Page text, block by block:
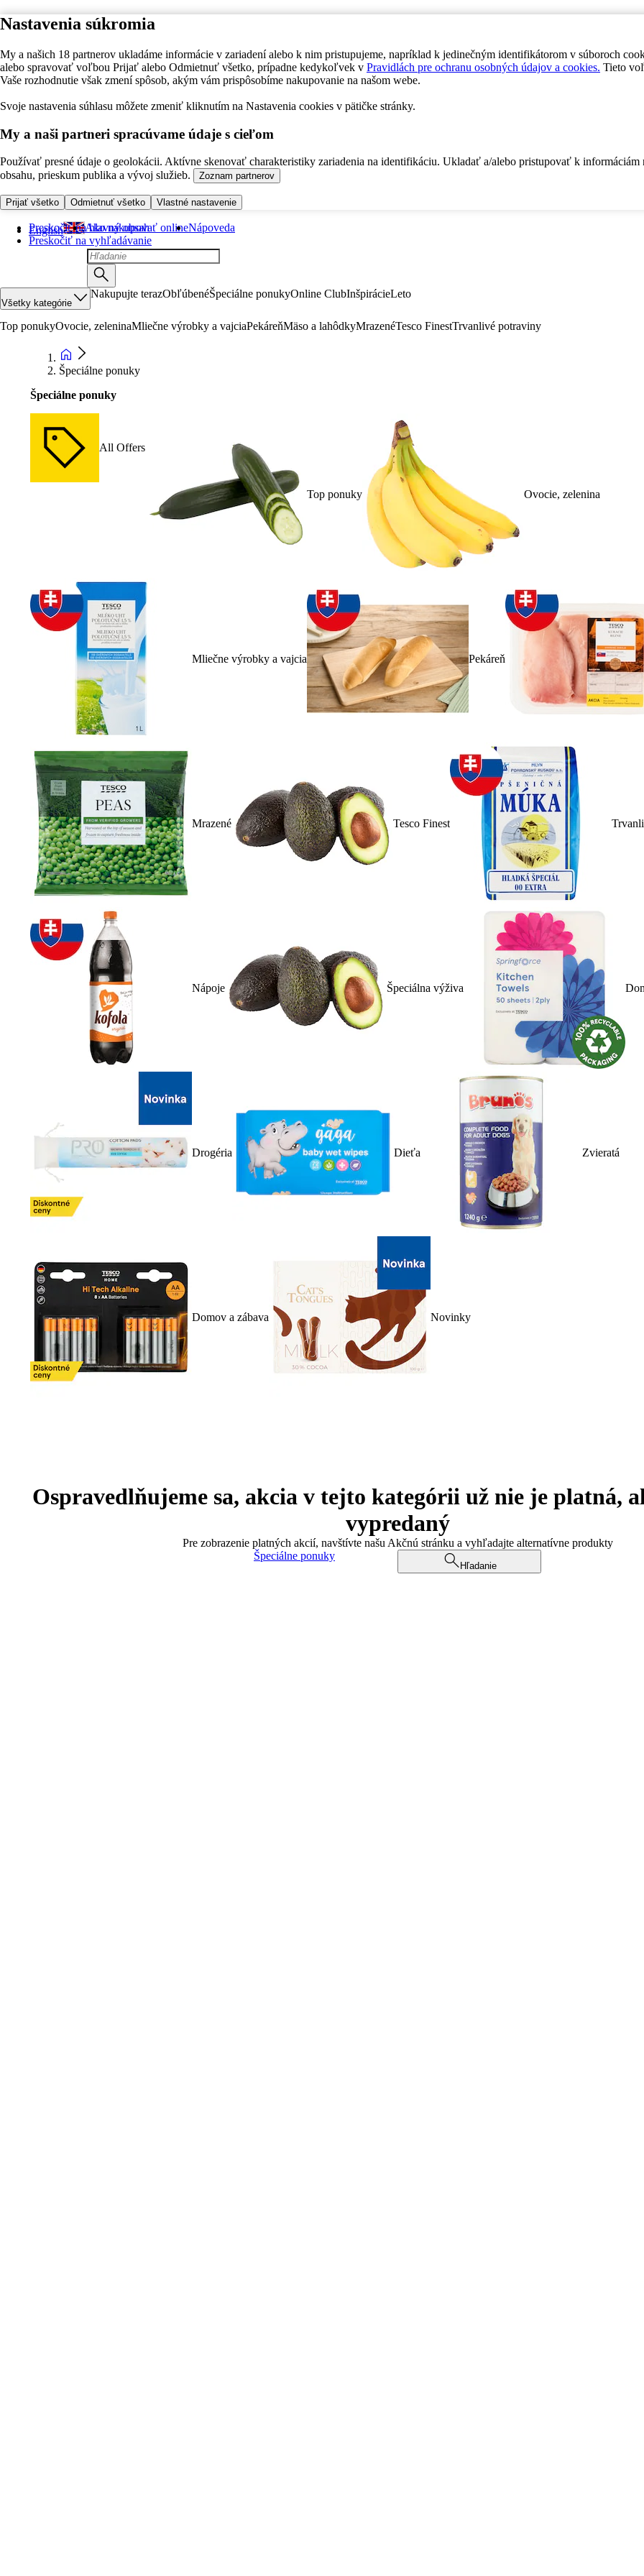
Nastavenia súkromia
My a našich 18 partnerov ukladáme informácie v zariadení alebo k nim pristupujeme, napríklad k jedinečným identifikátorom v súboroch
alebo spravovať voľbou Prijať alebo Odmietnuť všetko, prípadne kedykoľvek v Pravidlách pre ochranu osobných údajov a cookies. Tieto
Vaše rozhodnutie však zmení spôsob, akým vám prispôsobíme nakupovanie na našom webe.
Svoje nastavenia súhlasu môžete zmeniť kliknutím na Nastavenia cookies v pätičke stránky.
My a naši partneri spracúvame údaje s cieľom
Používať presné údaje o geolokácii. Aktívne skenovať charakteristiky zariadenia na identifikáciu. Ukladať a/alebo pristupovať k informáciám
obsahu, prieskum publika a vývoj služieb.
Zoznam partnerov
Prijať všetko Odmietnuť všetko Vlastné nastavenie
Preskočiť na hlavný obsah
Preskočiť na vyhľadávanie
English Ako nakupovať onlineNápoveda
Všetky kategórie
Nakupujte terazObľúbenéŠpeciálne ponukyOnline ClubInšpirácieLeto
Top ponukyOvocie, zeleninaMliečne výrobky a vajciaPekáreňMäso a lahôdkyMrazenéTesco FinestTrvanlivé potraviny
Špeciálne ponuky
Špeciálne ponuky
All Offers
Top ponuky Ovocie, zelenina
Mliečne výrobky a vajcia Pekáreň
Mrazené Tesco Finest
Nápoje Špeciálna výživa
Drogéria Dieťa Zvieratá
Domov a zábava Novinky
Ospravedlňujeme sa, akcia v tejto kategórii už nie je platná,
vypredaný
Pre zobrazenie platných akcií, navštívte našu Akčnú stránku a vyhľadajte alternatívne produkty
Špeciálne ponuky
Hľadanie